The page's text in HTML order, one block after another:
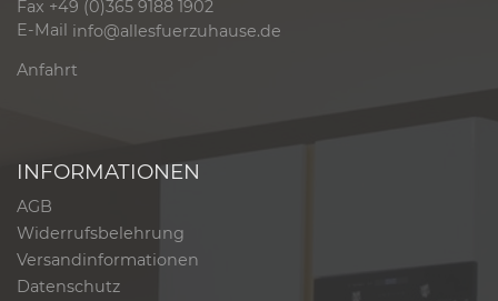
Fax +49 (0)365 9188 1902
E-Mail info@allesfuerzuhause.de
Anfahrt
INFORMATIONEN
AGB
Widerrufsbelehrung
Versandinformationen
Datenschutz